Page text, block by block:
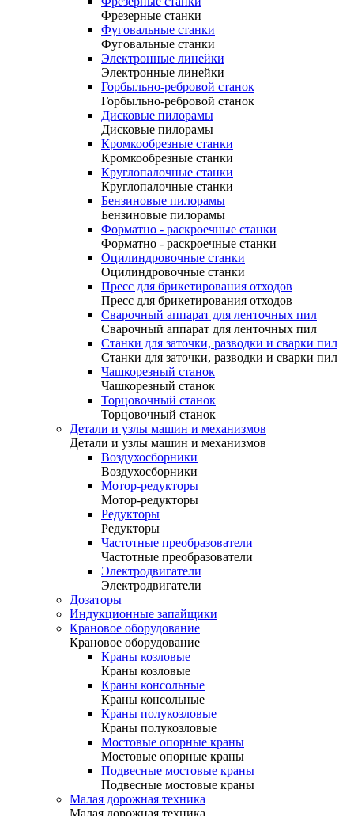
Фрезерные станки
Фуговальные станки
Фуговальные станки
Электронные линейки
Электронные линейки
Горбыльно-ребровой станок
Горбыльно-ребровой станок
Дисковые пилорамы
Дисковые пилорамы
Кромкообрезные станки
Кромкообрезные станки
Круглопалочные станки
Круглопалочные станки
Бензиновые пилорамы
Бензиновые пилорамы
Форматно - раскроечные станки
Форматно - раскроечные станки
Оцилиндровочные станки
Оцилиндровочные станки
Пресс для брикетирования отходов
Пресс для брикетирования отходов
Сварочный аппарат для ленточных пил
Сварочный аппарат для ленточных пил
Станки для заточки, разводки и сварки пил
Станки для заточки, разводки и сварки пил
Чашкорезный станок
Чашкорезный станок
Торцовочный станок
Торцовочный станок
Детали и узлы машин и механизмов
Детали и узлы машин и механизмов
Воздухосборники
Воздухосборники
Мотор-редукторы
Мотор-редукторы
Редукторы
Редукторы
Частотные преобразователи
Частотные преобразователи
Электродвигатели
Электродвигатели
Дозаторы
Индукционные запайщики
Крановое оборудование
Крановое оборудование
Краны козловые
Краны козловые
Краны консольные
Краны консольные
Краны полукозловые
Краны полукозловые
Мостовые опорные краны
Мостовые опорные краны
Подвесные мостовые краны
Подвесные мостовые краны
Малая дорожная техника
Малая дорожная техника